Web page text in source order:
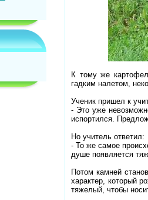
К тому же
гадким налетом,
Ученик пришел к
- Это уже
испортился.
Но учитель ответил:
- То же самое
душе появляется
Потом камней
характер, который
тяжелый, чтобы